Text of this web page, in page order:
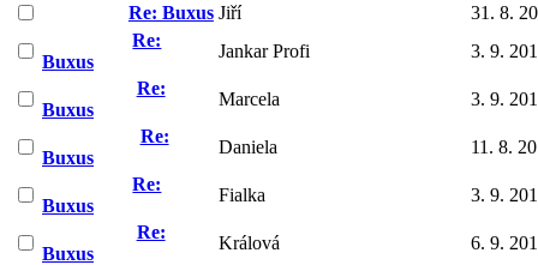
Re: Buxus Jiří
31. 8.
Re:
Buxus
Jankar Profi
3. 9.
Re:
Buxus
Marcela
3. 9.
Re:
Buxus
Daniela
11. 8.
Re:
Buxus
Fialka
3. 9.
Re:
Buxus
Králová
6. 9.